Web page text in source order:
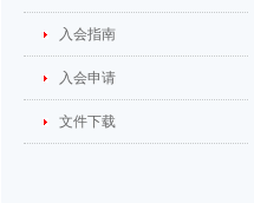
入会指南
入会申请
文件下载